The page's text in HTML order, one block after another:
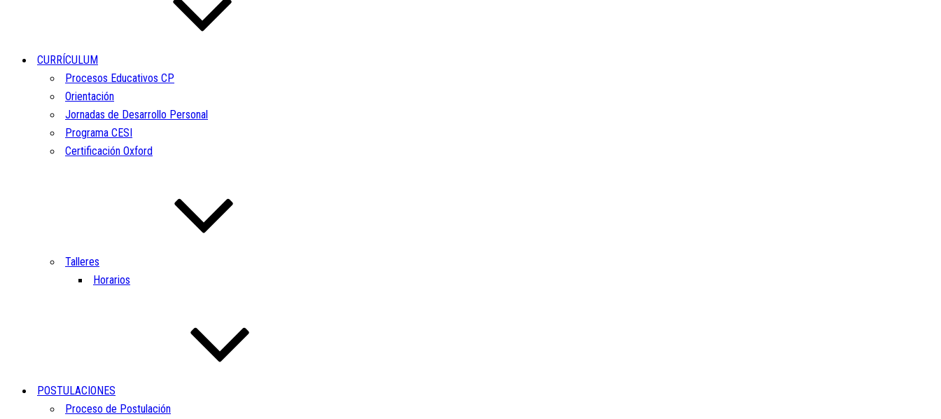
CURRÍCULUM
Procesos Educativos CP
Orientación
Jornadas de Desarrollo Personal
Programa CESI
Certificación Oxford
Talleres
Horarios
POSTULACIONES
Proceso de Postulación